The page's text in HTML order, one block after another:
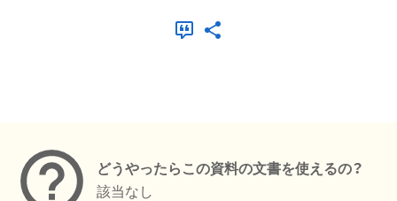
どうやったらこの資料の文書を使えるの？
該当なし